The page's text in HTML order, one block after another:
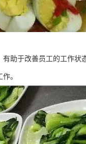
助于改善员工的工作状
。